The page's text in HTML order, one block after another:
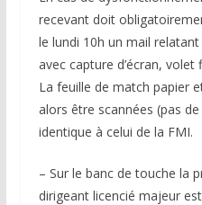
recevant doit
le lundi 10h un mail
avec capture d’écran, volet
La feuille de match papier
alors être scannées (pas
identique à celui de la FMI.
– Sur le banc de touche la
dirigeant licencié majeur